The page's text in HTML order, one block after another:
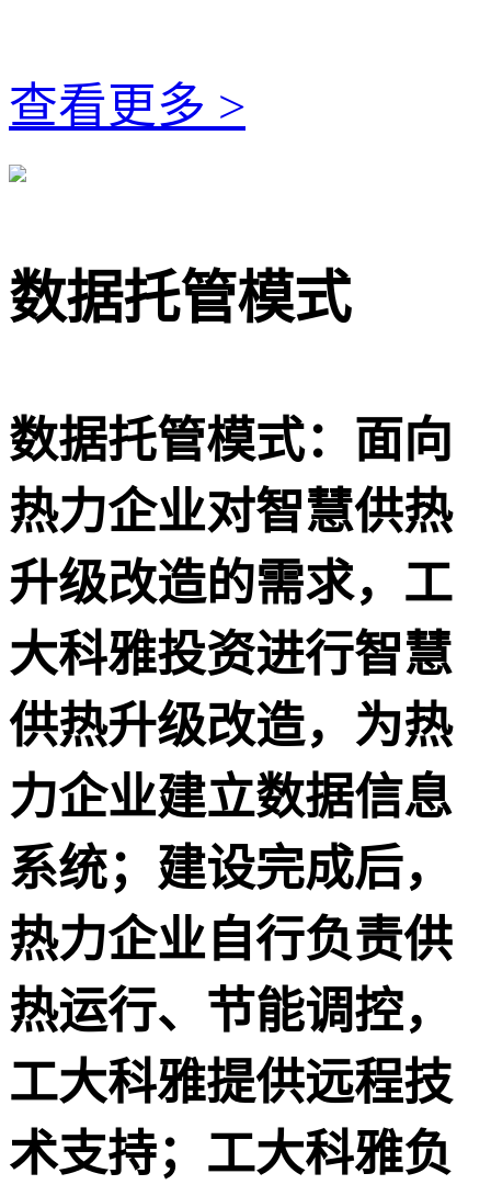
查看更多 >
数据托管模式
数据托管模式：面向
热力企业对智慧供热
升级改造的需求，工
大科雅投资进行智慧
供热升级改造，为热
力企业建立数据信息
系统；建设完成后，
热力企业自行负责供
热运行、节能调控，
工大科雅提供远程技
术支持；工大科雅负